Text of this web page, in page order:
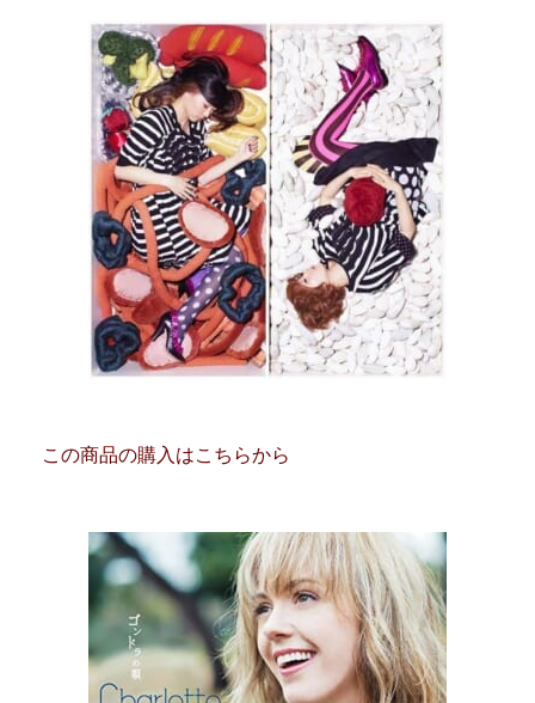
この商品の購入はこちらから